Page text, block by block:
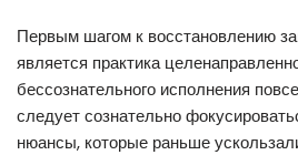
Первым шагом к восстановлению
является практика
бессознательного исполнения
следует сознательно
нюансы, которые раньше